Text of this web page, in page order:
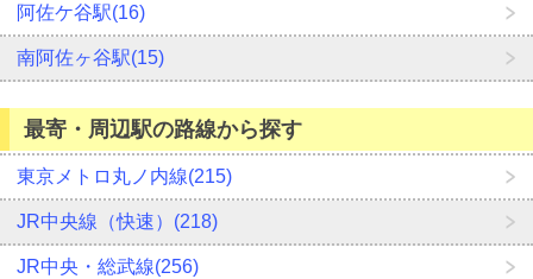
阿佐ケ谷駅(16)
南阿佐ヶ谷駅(15)
最寄・周辺駅の路線から探す
東京メトロ丸ノ内線(215)
JR中央線（快速）(218)
JR中央・総武線(256)